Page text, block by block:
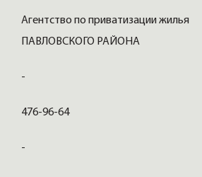
Агентство по приватизации жилья
ПАВЛОВСКОГО РАЙОНА
-
476-96-64
-